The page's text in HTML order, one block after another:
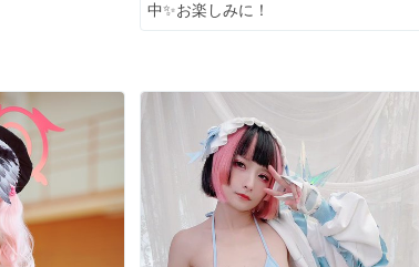
中✨お楽しみに！